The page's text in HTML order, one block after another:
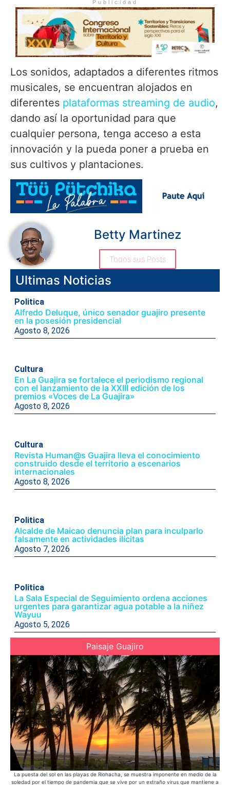
Publicidad
Los sonidos, adaptados a diferentes ritmos
musicales, se encuentran alojados en
diferentes plataformas streaming de audio,
dando así la oportunidad para que
cualquier persona, tenga acceso a esta
innovación y la pueda poner a prueba en
sus cultivos y plantaciones.
Betty Martinez
Todos sus Posts
Ultimas Noticias
Politica
Alfredo Deluque, único senador guajiro presente
en la posesión presidencial
Agosto 8, 2026
Cultura
En La Guajira se fortalece el periodismo regional
con el lanzamiento de la XXIII edición de los
premios «Voces de La Guajira»
Agosto 8, 2026
Cultura
Revista Human@s Guajira lleva el conocimiento
construido desde el territorio a escenarios
internacionales
Agosto 8, 2026
Politica
Alcalde de Maicao denuncia plan para inculparlo
falsamente en actividades ilícitas
Agosto 7, 2026
Politica
La Sala Especial de Seguimiento ordena acciones
urgentes para garantizar agua potable a la niñez
Wayuu
Agosto 5, 2026
Paisaje Guajiro
La puesta del sol en las playas de Riohacha, se muestra imponente en medio de la
soledad por el tiempo de pandemia que se vive por un extraño virus que mantiene a